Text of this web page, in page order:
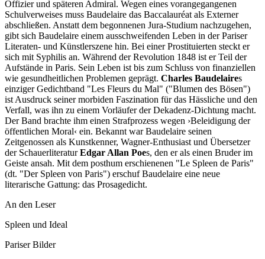
Offizier und späteren Admiral. Wegen eines vorangegangenen
Schulverweises muss Baudelaire das Baccalauréat als Externer
abschließen. Anstatt dem begonnenen Jura-Studium nachzugehen,
gibt sich Baudelaire einem ausschweifenden Leben in der Pariser
Literaten- und Künstlerszene hin. Bei einer Prostituierten steckt er
sich mit Syphilis an. Während der Revolution 1848 ist er Teil der
Aufstände in Paris. Sein Leben ist bis zum Schluss von finanziellen
wie gesundheitlichen Problemen geprägt. Charles Baudelaires
einziger Gedichtband "Les Fleurs du Mal" ("Blumen des Bösen")
ist Ausdruck seiner morbiden Faszination für das Hässliche und den
Verfall, was ihn zu einem Vorläufer der Dekadenz-Dichtung macht.
Der Band brachte ihm einen Strafprozess wegen ›Beleidigung der
öffentlichen Moral‹ ein. Bekannt war Baudelaire seinen
Zeitgenossen als Kunstkenner, Wagner-Enthusiast und Übersetzer
der SchauerliteraturEdgar Allan Poes, den er als einen Bruder im
Geiste ansah. Mit dem posthum erschienenen "Le Spleen de Paris"
(dt. "Der Spleen von Paris") erschuf Baudelaire eine neue
literarische Gattung: das Prosagedicht.
An den Leser
Spleen und Ideal
Pariser Bilder